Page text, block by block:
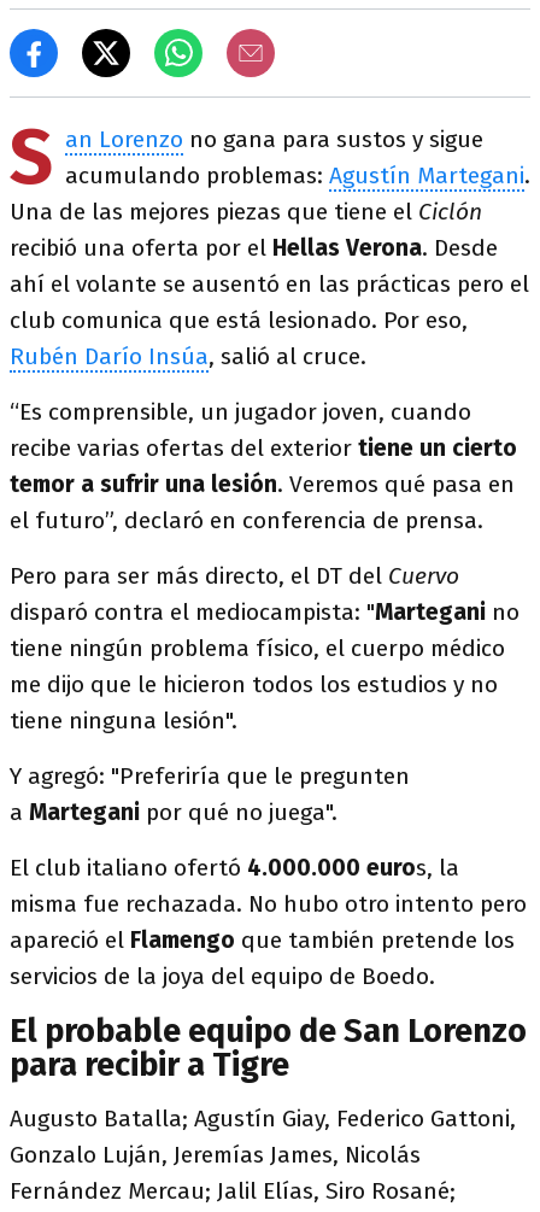
S an Lorenzo no gana para sustos y sigue
acumulando problemas: Agustín Martegani.
Una de las mejores piezas que tiene el Ciclón
recibió una oferta por el Hellas Verona. Desde
ahí el volante se ausentó en las prácticas pero el
club comunica que está lesionado. Por eso,
Rubén Darío Insúa, salió al cruce.
“Es comprensible, un jugador joven, cuando
recibe varias ofertas del exterior tiene un cierto
temor a sufrir una lesión. Veremos qué pasa en
el futuro”, declaró en conferencia de prensa.
Pero para ser más directo, el DT del Cuervo
disparó contra el mediocampista: "Martegani no
tiene ningún problema físico, el cuerpo médico
me dijo que le hicieron todos los estudios y no
tiene ninguna lesión".
Y agregó: "Preferiría que le pregunten
a Martegani por qué no juega".
El club italiano ofertó 4.000.000 euros, la
misma fue rechazada. No hubo otro intento pero
apareció el Flamengo que también pretende los
servicios de la joya del equipo de Boedo.
El probable equipo de San Lorenzo
para recibir a Tigre
Augusto Batalla; Agustín Giay, Federico Gattoni,
Gonzalo Luján, Jeremías James, Nicolás
Fernández Mercau; Jalil Elías, Siro Rosané;